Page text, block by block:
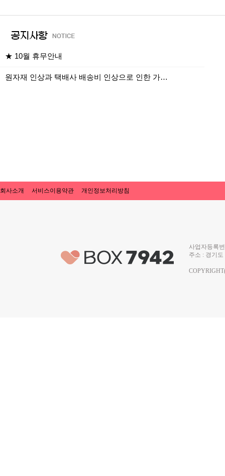
★ 10월 휴무안내
원자재 인상과 택배사 배송비 인상으로 인한 가…
회사소개 서비스이용약관 개인정보처리방침
사업자등록
주소 : 경기